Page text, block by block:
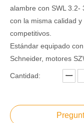
alambre con SWL 3.2-
con la misma calidad
competitivos.
Estándar equipado
Schneider, motores
Cantidad: